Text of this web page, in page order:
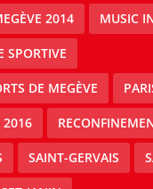
2014 MUSIC
SPORTIVE
DE MEGÈVE
2016
SAINT-GERVAIS